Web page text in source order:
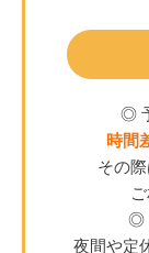
◎
時間
その
◎
夜間や定